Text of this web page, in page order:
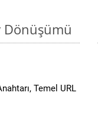
Dönüşümü
Temel URL